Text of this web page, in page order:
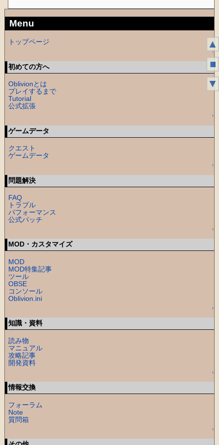
Menu
トップページ
↑
初めての方へ
Oblivionとは
プレイするまで
Tutorial
公式拡張
↑
ゲームデータ
クエスト
ゲームデータ
↑
問題解決
FAQ
トラブル
パフォーマンス
公式パッチ
↑
MOD・カスタマイズ
MOD
MOD特集記事
ツール
OBSE
コンソール
Oblivion.ini
↑
知識・資料
読み物
マニュアル
攻略記事
開発資料
↑
情報交換
フォーラム
Note
質問箱
↑
▲
■
▼